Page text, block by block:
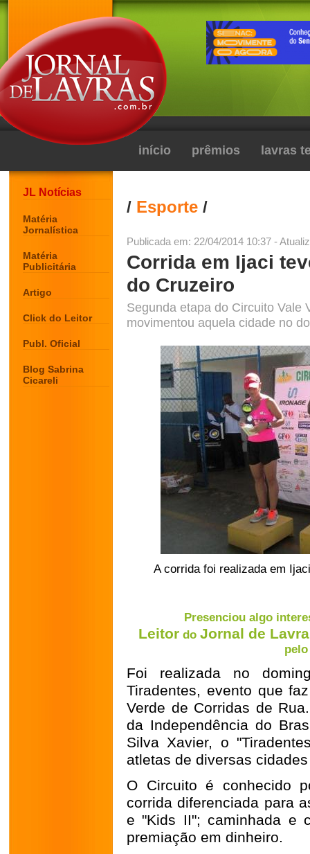
início prêmios lavras
JL Notícias
Matéria
Jornalística
Matéria
Publicitária
Artigo
Click do Leitor
Publ. Oficial
Blog Sabrina
Cicareli
/ Esporte /
Publicada em: 22/04/2014 10:37 -
Corrida em Ijaci
do Cruzeiro
Segunda etapa do Circuito Vale
movimentou aquela cidade no
A corrida foi realizada em
Presenciou algo
Leitor do Jornal de
Foi realizada no
Tiradentes, evento que
Verde de Corridas de
da Independência do
Silva Xavier, o
atletas de diversas
O Circuito é conhecido
corrida diferenciada para
e "Kids II"; caminhada e
premiação em dinheiro.